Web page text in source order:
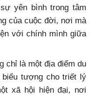
yên bình trong tâm
của cuộc đời, nơi mà
với chính mình giữa
chỉ là một địa điểm du
tượng cho triết lý
xã hội hiện đại, nơi